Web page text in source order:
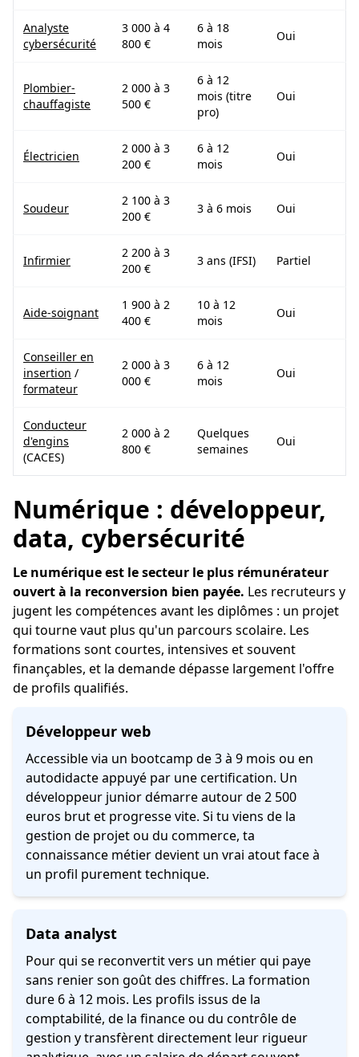
Analyste
cybersécurité
3 000 à 4
800 €
6 à 18
mois
Oui
Plombier-
chauffagiste
2 000 à 3
500 €
6 à 12
mois (titre
pro)
Oui
Électricien
2 000 à 3
200 €
6 à 12
mois
Oui
Soudeur
2 100 à 3
200 €
3 à 6 mois Oui
Infirmier
2 200 à 3
200 €
3 ans (IFSI) Partiel
Aide-soignant
1 900 à 2
400 €
10 à 12
mois
Oui
Conseiller en
insertion /
formateur
2 000 à 3
000 €
6 à 12
mois
Oui
Conducteur
d'engins
(CACES)
2 000 à 2
800 €
Quelques
semaines
Oui
Numérique : développeur,
data, cybersécurité
Le numérique est le secteur le plus rémunérateur
ouvert à la reconversion bien payée. Les recruteurs y
jugent les compétences avant les diplômes : un projet
qui tourne vaut plus qu'un parcours scolaire. Les
formations sont courtes, intensives et souvent
finançables, et la demande dépasse largement l'offre
de profils qualifiés.
Développeur web
Accessible via un bootcamp de 3 à 9 mois ou en
autodidacte appuyé par une certification. Un
développeur junior démarre autour de 2 500
euros brut et progresse vite. Si tu viens de la
gestion de projet ou du commerce, ta
connaissance métier devient un vrai atout face à
un profil purement technique.
Data analyst
Pour qui se reconvertit vers un métier qui paye
sans renier son goût des chiffres. La formation
dure 6 à 12 mois. Les profils issus de la
comptabilité, de la finance ou du contrôle de
gestion y transfèrent directement leur rigueur